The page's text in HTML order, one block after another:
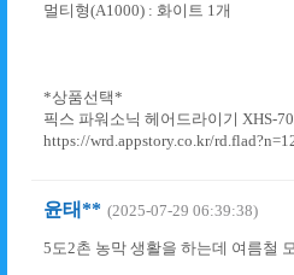
멀티형(A1000) : 화이트 1개
*상품선택*
픽스 파워소닉 헤어드라이기 XHS-
https://wrd.appstory.co.kr/
윤태** (2025-07-29 06:39:38)
5도2촌 농막 생활을 하는데 여름철